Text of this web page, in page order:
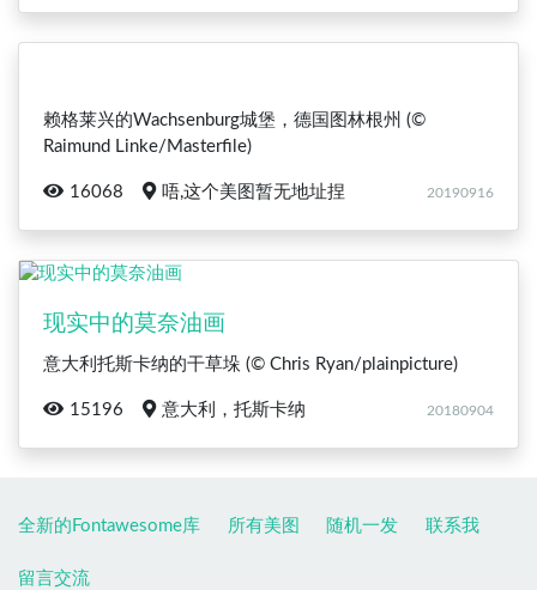
赖格莱兴的Wachsenburg城堡，德国图林根州 (©
Raimund Linke/Masterfile)
16068 唔,这个美图暂无地址捏 20190916
现实中的莫奈油画
意大利托斯卡纳的干草垛 (© Chris Ryan/plainpicture)
15196 意大利，托斯卡纳 20180904
全新的Fontawesome库 所有美图 随机一发 联系我
留言交流